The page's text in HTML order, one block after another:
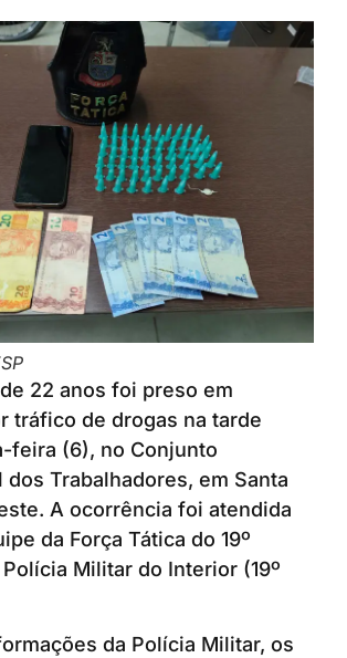
22 anos foi preso em
tráfico de drogas na tarde
feira (6), no Conjunto
dos Trabalhadores, em Santa
A ocorrência foi atendida
da Força Tática do 19º
Militar do Interior (19º
da Polícia Militar, os